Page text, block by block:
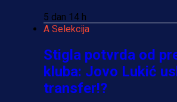
5 dan 14 h
A Selekcija
Stigla potvrda od
kluba: Jovo Lukić
transfer!?